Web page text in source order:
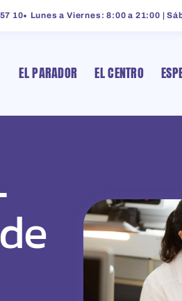
10 Lunes a Viernes: 8:00 a 21:00 |
EL PARADOR EL CENTRO